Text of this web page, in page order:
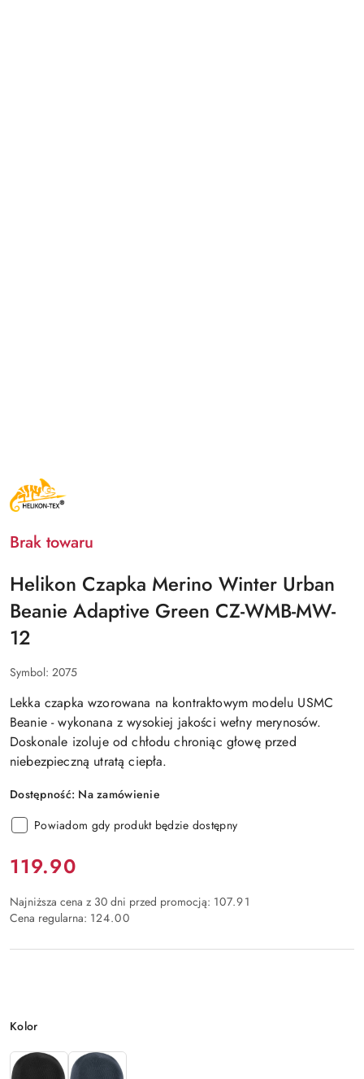
NAZWA
PRODUCENTA:
HELIKON
Brak towaru
Helikon Czapka Merino Winter Urban
Beanie Adaptive Green CZ-WMB-MW-
12
Symbol: 2075
Lekka czapka wzorowana na kontraktowym modelu USMC
Beanie -wykonana z wysokiej jakości wełny merynosów.
Doskonale izoluje od chłodu chroniąc głowę przed
niebezpieczną utratą ciepła.
Dostępność: Na zamówienie
Powiadom gdy produkt będzie dostępny
Cena:
119.90
Najniższa cena z 30 dni przed promocją: 107.91
Cena regularna: 124.00
Wariant
Kolor